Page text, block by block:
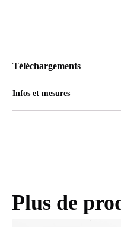
Téléchargements
Infos et mesures
Plus de